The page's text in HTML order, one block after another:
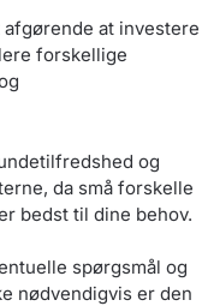
at investere
forskellige
og
da små forskelle
bedst til dine behov.
spørgsmål og
nødvendigvis er den